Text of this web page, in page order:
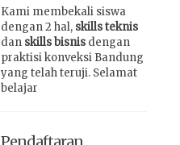
Kami membekali siswa
dengan 2 hal, skills teknis
dan skills bisnis dengan
praktisi konveksi Bandung
yang telah teruji. Selamat
belajar